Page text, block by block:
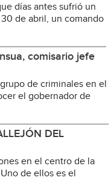
días antes sufrió un
de abril, un comando
comisario jefe
de criminales en el
el gobernador de
DEL
en el centro de la
de ellos es el